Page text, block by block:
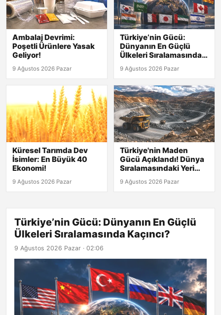
Ambalaj Devrimi:
Poşetli Ürünlere Yasak
Geliyor!
9 Ağustos 2026 Pazar
Türkiye’nin Gücü:
Dünyanın En Güçlü
Ülkeleri Sıralamasında
Kaçıncı?
9 Ağustos 2026 Pazar
Küresel Tarımda Dev
İsimler: En Büyük 40
Ekonomi!
9 Ağustos 2026 Pazar
Türkiye'nin Maden
Gücü Açıklandı! Dünya
Sıralamasındaki Yeri
Şaşırtıyor!
9 Ağustos 2026 Pazar
Türkiye’nin Gücü: Dünyanın En Güçlü
Ülkeleri Sıralamasında Kaçıncı?
9 Ağustos 2026 Pazar · 02:06